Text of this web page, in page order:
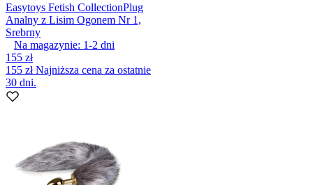
Easytoys Fetish CollectionPlug
Analny z Lisim Ogonem Nr 1,
Srebrny
Na magazynie: 1-2 dni
155 zł
155 złNajniższa cena za ostatnie
30 dni.